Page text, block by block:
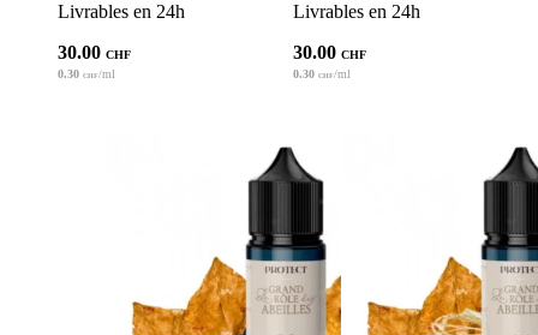
Livrables en 24h
30.00 CHF
0.30 CHF/ml
Livrables en 24h
30.00 CHF
0.30 CHF/ml